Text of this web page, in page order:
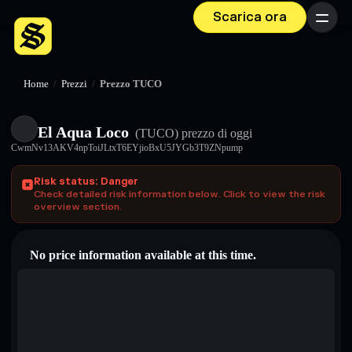
Scarica ora Menu
Home / Prezzi / Prezzo TUCO
El Aqua Loco (TUCO) prezzo di oggi
CwmNv13AKV4npToiJLtxT6EYjioBxU5JYGb3T9ZNpump
Risk status: Danger
Check detailed risk information below. Click to view the risk
overview section.
No price information available at this time.